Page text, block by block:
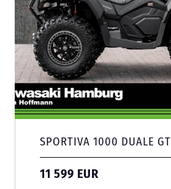
SPORTIVA 1000 DUALE GT
11 599 EUR